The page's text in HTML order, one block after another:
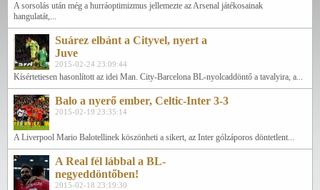
A sorsolás után még a hurráoptimizmus jellemezte az Arsenal játékosainak
hangulatát,...
Suárez elbánt a Cityvel, nyert a
Juve
2015-02-24 23:09:44
Kísértetiesen hasonlított az idei Man. City-Barcelona BL-nyolcaddöntő a tavalyira, a...
Balo a nyerő ember, Celtic-Inter 3-3
2015-02-19 23:35:14
A Liverpool Mario Balotellinek köszönheti a sikert, az Inter gólzáporos döntetlent...
A Real fél lábbal a BL-
negyeddöntőben!
2015-02-18 23:19:30